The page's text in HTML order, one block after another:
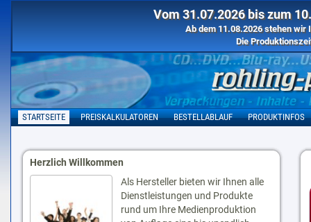
Vom 31.07.2026 bis zum
Ab dem 11.08.2026 stehen
Die
STARTSEITE PREISKALKULATOREN BESTELLABLAUF PRODUKTINFOS
Herzlich Willkommen
Als Hersteller bieten wir Ihnen alle
Dienstleistungen und Produkte
rund um Ihre Medienproduktion